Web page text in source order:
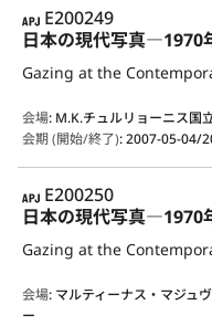
APJ
E200249
日本の現代写真―1970
会場: M.K.チュルリョーニス
会期 (開始/終了):2007-05-04/
APJ
E200250
日本の現代写真―1970
会場: マルティーナス・マジュ
ー